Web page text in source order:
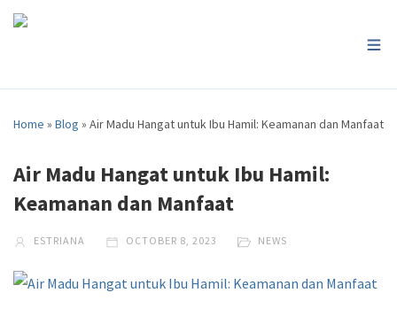
Home » Blog » Air Madu Hangat untuk Ibu Hamil: Keamanan dan Manfaat
Air Madu Hangat untuk Ibu Hamil:
Keamanan dan Manfaat
ESTRIANA OCTOBER 8, 2023 NEWS